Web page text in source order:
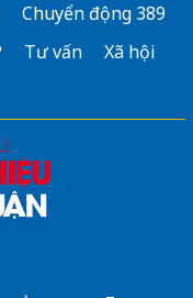
Chuyển động 389
Tư vấn
Xã hội